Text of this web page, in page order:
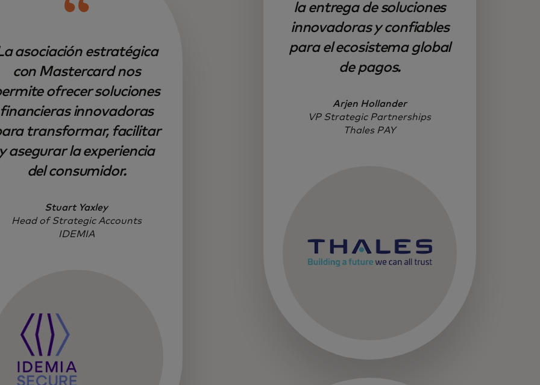
asociación estratégica
con Mastercard nos
ofrecer soluciones
financieras innovadoras
transformar, facilitar
asegurar la experiencia
del consumidor.
Stuart Yaxley
Head of Strategic Accounts
IDEMIA
la entrega de soluciones
innovadoras y confiables
para el ecosistema global
de pagos.
Arjen Hollander
VP Strategic Partnerships
Thales PAY